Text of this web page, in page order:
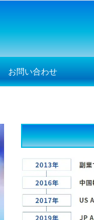
お問い合わせ